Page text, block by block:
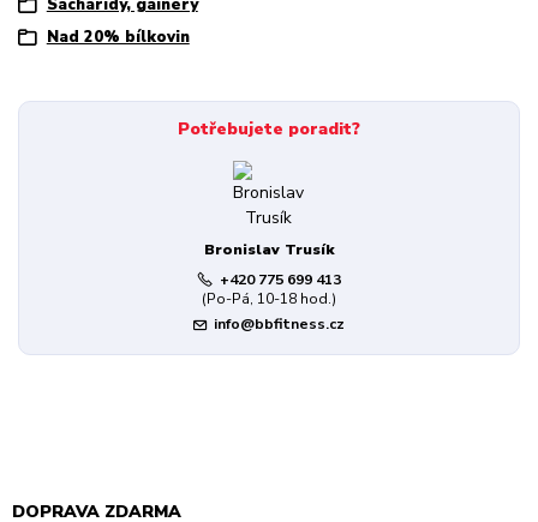
Sacharidy, gainery
Nad 20% bílkovin
Potřebujete poradit?
Bronislav Trusík
+420 775 699 413
(Po-Pá, 10-18 hod.)
info@bbfitness.cz
DOPRAVA ZDARMA